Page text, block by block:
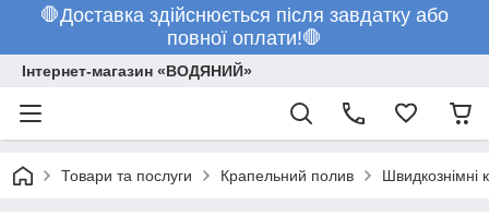
🛑Доставка здійснюється після завдатку або
повної оплати!🛑
Інтернет-магазин «ВОДЯНИЙ»
Товари та послуги Крапельний полив Швидкознімні